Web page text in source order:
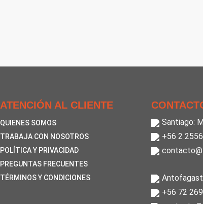
ATENCIÓN AL CLIENTE
QUIENES SOMOS
TRABAJA CON NOSOTROS
POLÍTICA Y PRIVACIDAD
PREGUNTAS FRECUENTES
TÉRMINOS Y CONDICIONES
Santiago:
+56 2
+56 72